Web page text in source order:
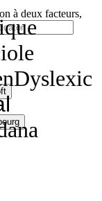
à deux facteurs,